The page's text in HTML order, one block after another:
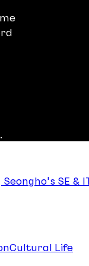
Seongho's SE &
Cultural Life